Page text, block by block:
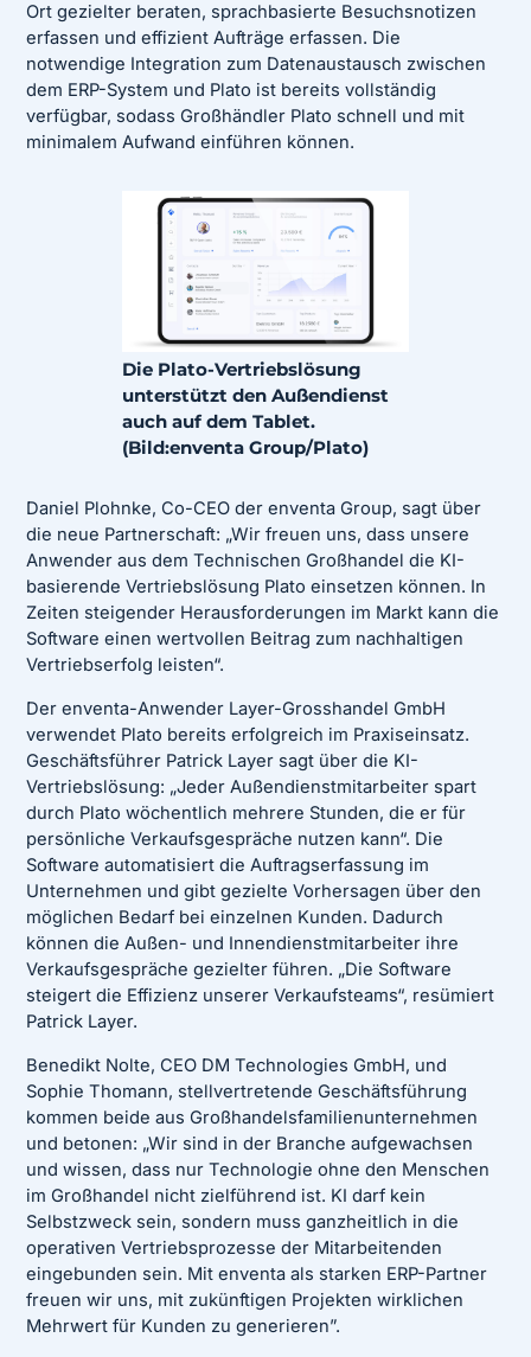
Ort gezielter beraten, sprachbasierte Besuchsnotizen
erfassen und effizient Aufträge erfassen. Die
notwendige Integration zum Datenaustausch zwischen
dem ERP-System und Plato ist bereits vollständig
verfügbar, sodass Großhändler Plato schnell und mit
minimalem Aufwand einführen können.
Die Plato-Vertriebslösung
unterstützt den Außendienst
auch auf dem Tablet.
(Bild:enventa Group/Plato)
Daniel Plohnke, Co-CEO der enventa Group, sagt über
die neue Partnerschaft: „Wir freuen uns, dass unsere
Anwender aus dem Technischen Großhandel die KI-
basierende Vertriebslösung Plato einsetzen können. In
Zeiten steigender Herausforderungen im Markt kann die
Software einen wertvollen Beitrag zum nachhaltigen
Vertriebserfolg leisten“.
Der enventa-Anwender Layer-Grosshandel GmbH
verwendet Plato bereits erfolgreich im Praxiseinsatz.
Geschäftsführer Patrick Layer sagt über die KI-
Vertriebslösung: „Jeder Außendienstmitarbeiter spart
durch Plato wöchentlich mehrere Stunden, die er für
persönliche Verkaufsgespräche nutzen kann“. Die
Software automatisiert die Auftragserfassung im
Unternehmen und gibt gezielte Vorhersagen über den
möglichen Bedarf bei einzelnen Kunden. Dadurch
können die Außen- und Innendienstmitarbeiter ihre
Verkaufsgespräche gezielter führen. „Die Software
steigert die Effizienz unserer Verkaufsteams“, resümiert
Patrick Layer.
Benedikt Nolte, CEO DM Technologies GmbH, und
Sophie Thomann, stellvertretende Geschäftsführung
kommen beide aus Großhandelsfamilienunternehmen
und betonen: „Wir sind in der Branche aufgewachsen
und wissen, dass nur Technologie ohne den Menschen
im Großhandel nicht zielführend ist. KI darf kein
Selbstzweck sein, sondern muss ganzheitlich in die
operativen Vertriebsprozesse der Mitarbeitenden
eingebunden sein. Mit enventa als starken ERP-Partner
freuen wir uns, mit zukünftigen Projekten wirklichen
Mehrwert für Kunden zu generieren”.